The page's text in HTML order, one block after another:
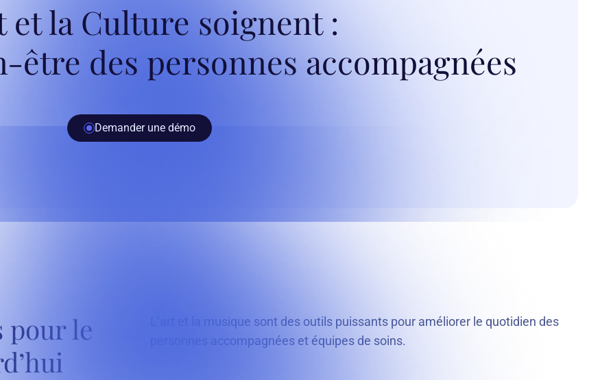
et la Culture soignent :
être des personnes accompagnées
Demander une démo
pour le
L’art et la musique sont des outils puissants pour améliorer le quotidien des
personnes accompagnées et équipes de soins.